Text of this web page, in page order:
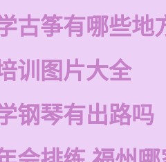
古筝有哪些地
训图片大全
钢琴有出路吗